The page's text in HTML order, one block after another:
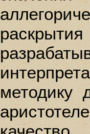
методику